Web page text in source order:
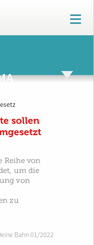
T
o
g
n
sollen
Reihe von
um die
von
zu
Bahn 01/2022